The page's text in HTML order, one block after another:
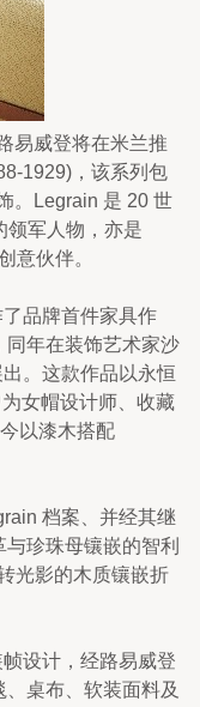
易威登将在米兰推
1929)，该系列包
。Legrain 是 20 世
领军人物，亦是
意伙伴。
品牌首件家具作
同年在装饰艺术家沙
。这款作品以永恒
女帽设计师、收藏
以漆木搭配
档案、并经其继
珍珠母镶嵌的智利
光影的木质镶嵌折
设计，经路易威登
桌布、软装面料及